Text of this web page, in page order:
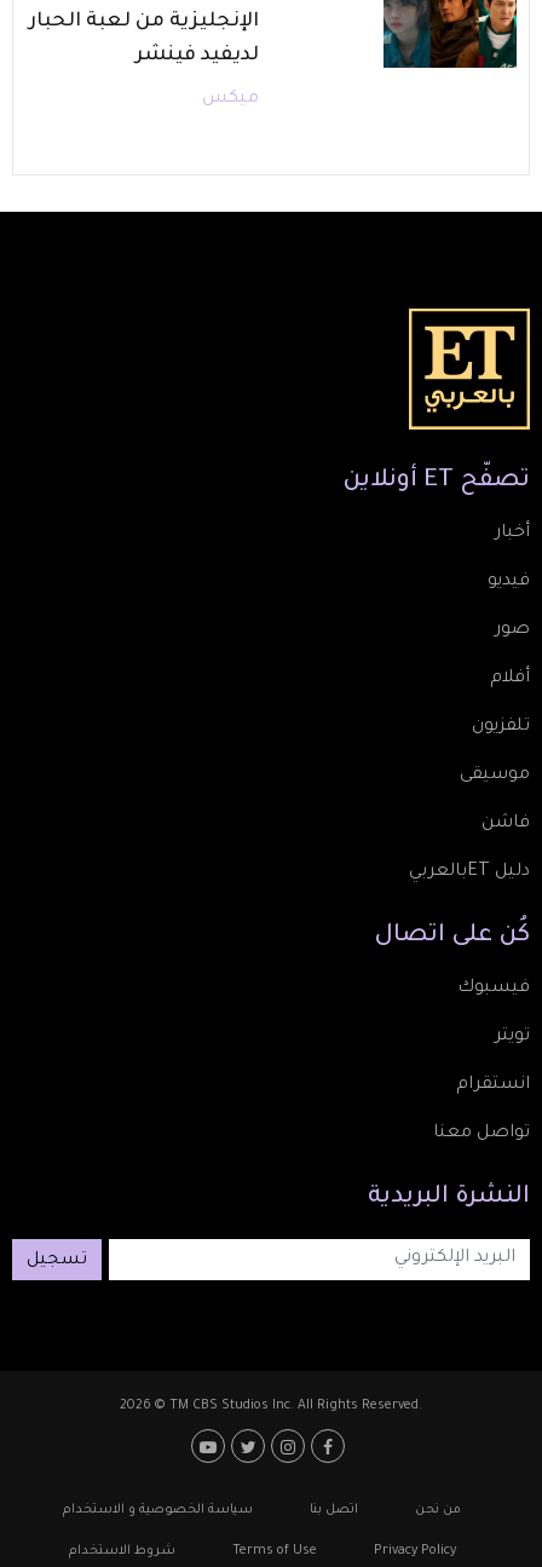
الإنجليزية من لعبة الحبار
لديفيد فينشر
ميكس
تصفّح ET أونلاين
أخبار
فيديو
صور
أفلام
تلفزيون
موسيقى
فاشن
دليل ETبالعربي
كُن على اتصال
فيسبوك
تويتر
انستقرام
تواصل معنا
النشرة البريدية
تسجيل
2026 © TM CBS Studios Inc. All Rights Reserved.
Footer: Social Media
Footerمن نحن اتصل بنا سياسة الخصوصية و الاستخدام
Privacy Policy
Terms of Use شروط الاستخدام